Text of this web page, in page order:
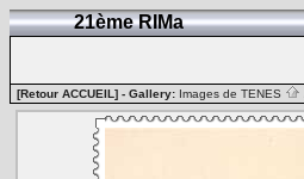
21ème RIMa
[Retour ACCUEIL] - Gallery: Images de TENES